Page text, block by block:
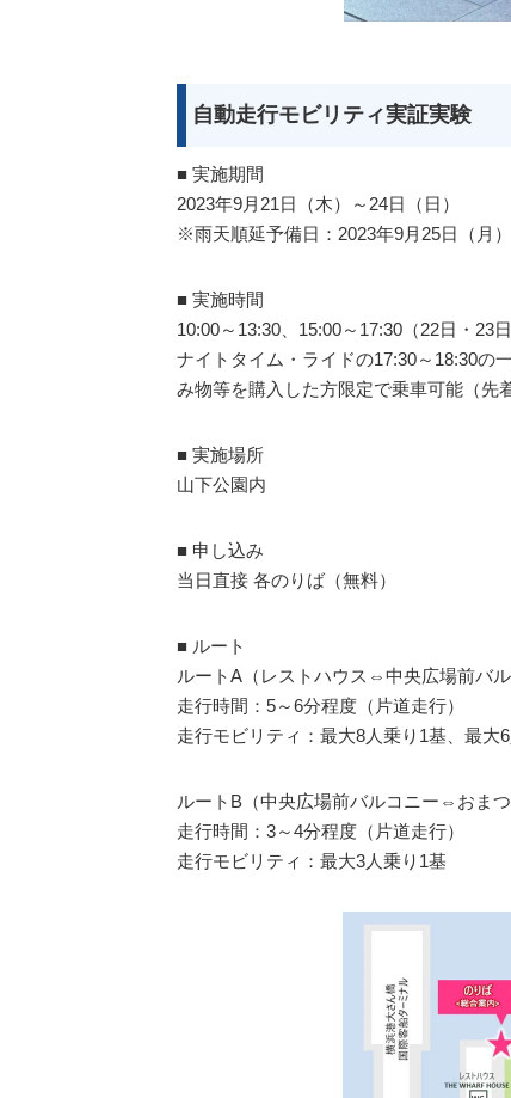
自動走行モビリティ実証実験
■ 実施期間
2023年9月21日（木）～24日（日）
※雨天順延予備日：2023年9月25日（月）
■ 実施時間
10:00～13:30、15:00～17:30（22日・23
ナイトタイム・ライドの17:30～18:30の
み物等を購入した方限定で乗車可能（先着
■ 実施場所
山下公園内
■ 申し込み
当日直接 各のりば（無料）
■ ルート
ルートA（レストハウス⇔中央広場前バル
走行時間：5～6分程度（片道走行）
走行モビリティ：最大8人乗り1基、最大
ルートB（中央広場前バルコニー⇔おまつ
走行時間：3～4分程度（片道走行）
走行モビリティ：最大3人乗り1基